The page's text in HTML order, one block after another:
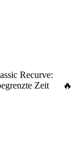
Recurve:
Zeit 🔥